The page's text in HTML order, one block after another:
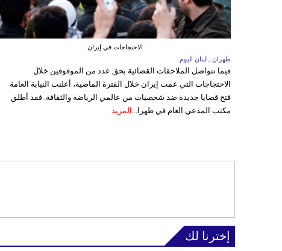
الاحتجاجات في إيران
طهران ـ لبنان اليوم
فيما تتواصل الملاحقات القضائية بحق عدد من الموقوفين خلال
الاحتجاجات التي عمت إيران خلال الفترة الماضية، أعلنت النيابة العامة
فتح قضايا جديدة ضد شخصيات من عالمي الرياضة والثقافة. فقد أطلق
مكتب المدعي العام في طهرا... المزيد
إخترنا لك